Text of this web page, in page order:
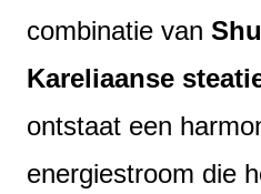
combinatie van
Kareliaanse
ontstaat een
energiestroom die